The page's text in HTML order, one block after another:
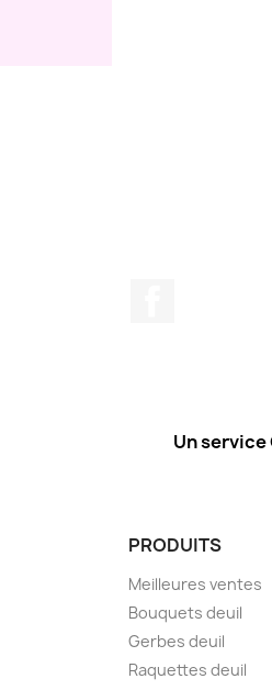
Un
PRODUITS
Meilleures ventes
Bouquets deuil
Gerbes deuil
Raquettes deuil